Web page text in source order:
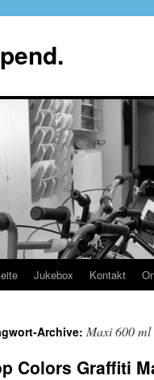
Jukebox Kontakt
Archive: Maxi 600 ml
Colors Graffiti